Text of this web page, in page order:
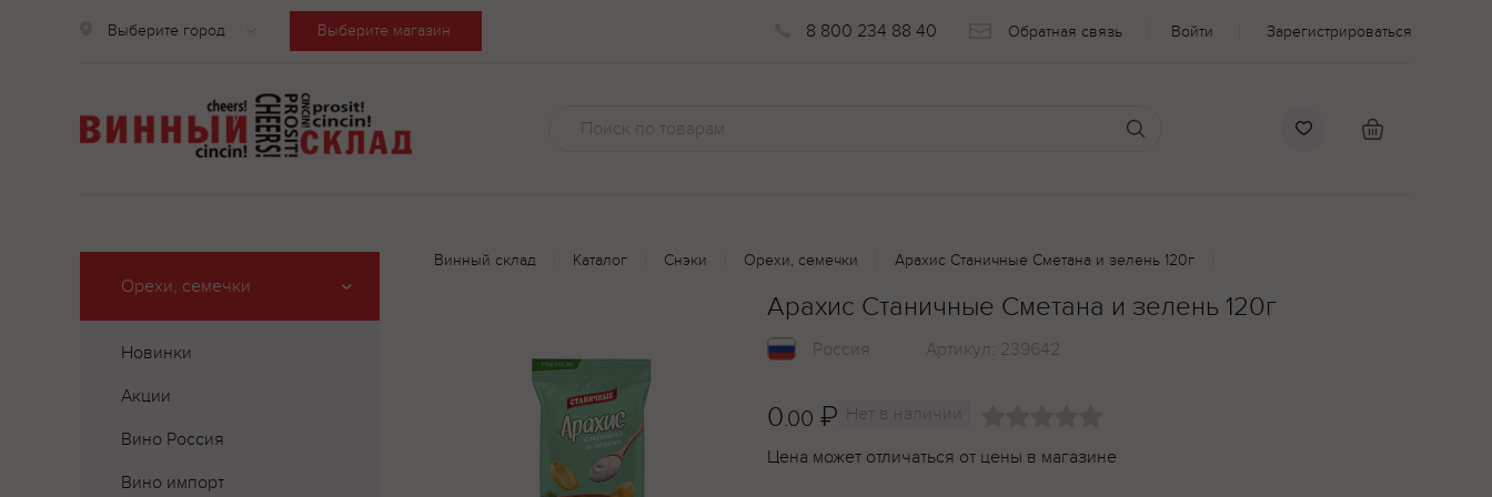
Выберите город Выберите магазин 8 800 234 88 40 Обратная связь Войти Зарегистрироваться
Орехи, семечки
Новинки
Акции
Вино Россия
Вино импорт
Винный склад Каталог Снэки Орехи, семечки Арахис Станичные Сметана и зелень 120г
Арахис Станичные Сметана и зелень 120г
Россия Артикул: 239642
0.00 ₽ Нет в наличии
Цена может отличаться от цены в магазине